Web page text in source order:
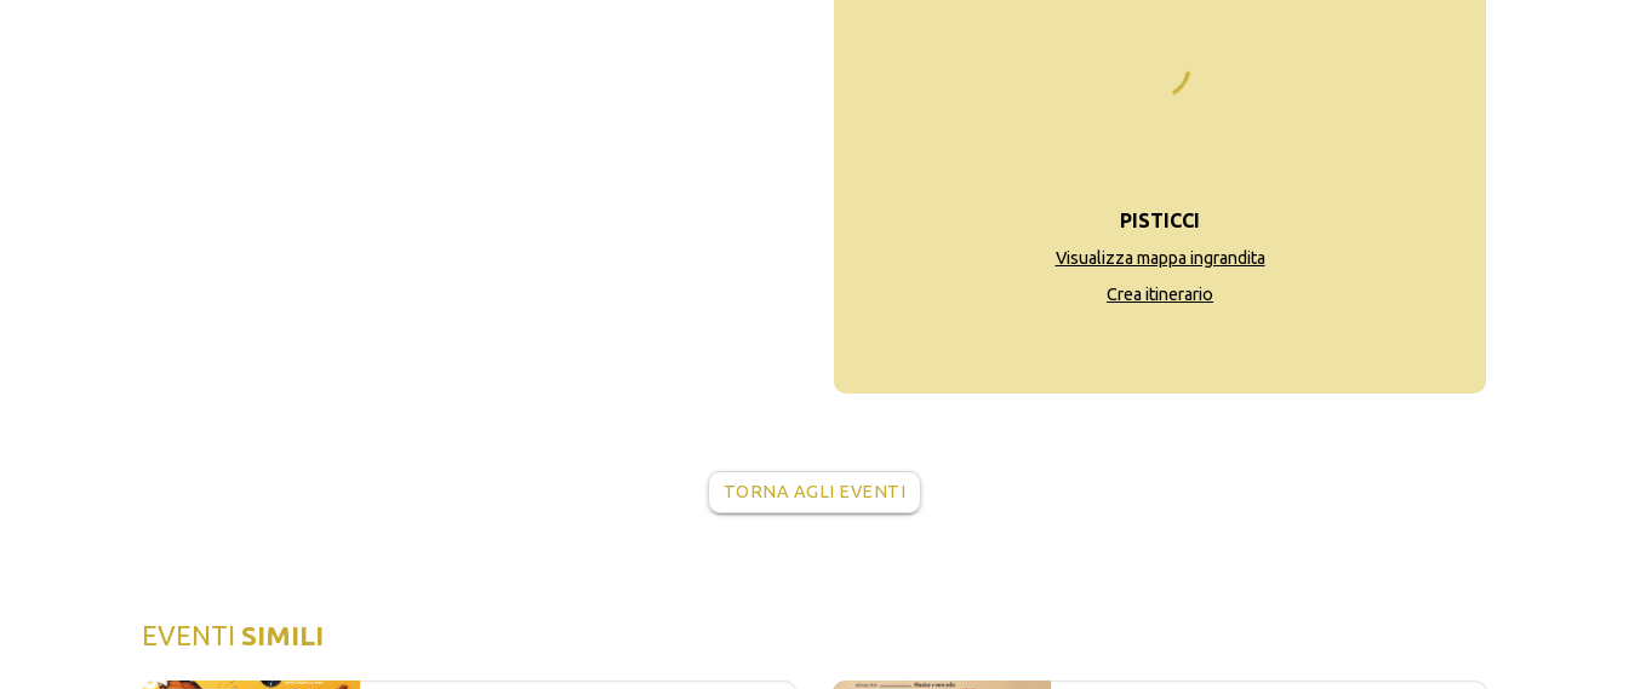
PISTICCI
Visualizza mappa ingrandita
Crea itinerario
TORNA AGLI EVENTI
EVENTI SIMILI